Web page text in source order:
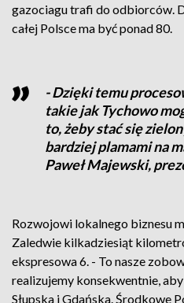
gazociagu trafi do odbiorców.
całej Polsce ma być ponad 80.
- Dzięki temu
takie jak Tychowo
to, żeby stać się
bardziej plamami na
Paweł Majewski,
Rozwojowi lokalnego biznesu
Zaledwie kilkadziesiąt
ekspresowa 6. - To nasze
realizujemy konsekwentnie,
Słupska i Gdańska. Środkowe